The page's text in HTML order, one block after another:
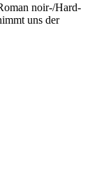
noir-/Hard-
uns der